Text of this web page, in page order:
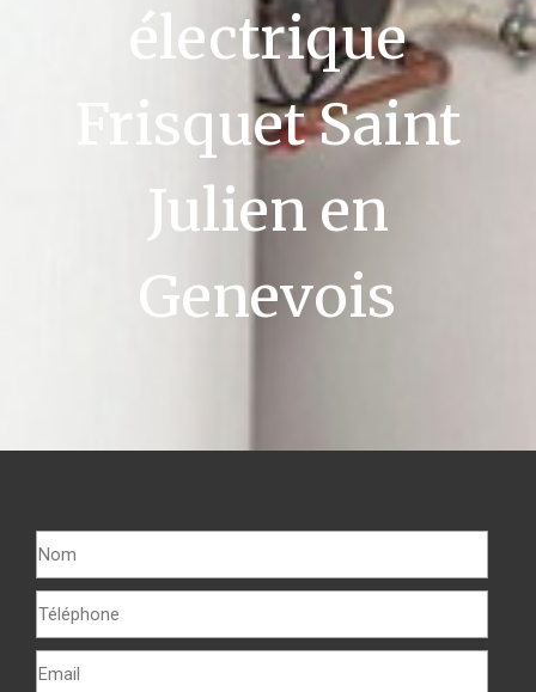
électrique
Frisquet Saint
Julien en
Genevois